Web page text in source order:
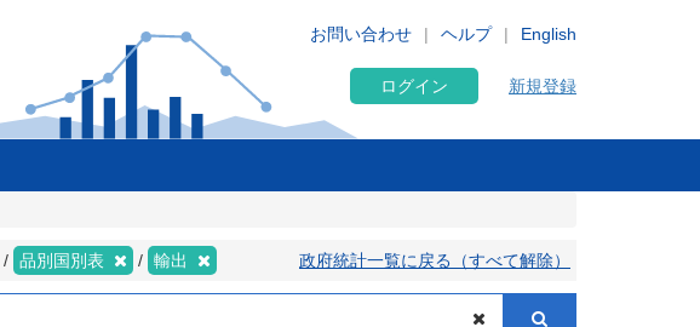
English
お問い合わせ ヘルプ
ログイン 新規登録
品別国別表 輸出 政府統計一覧に戻る（すべて解除）